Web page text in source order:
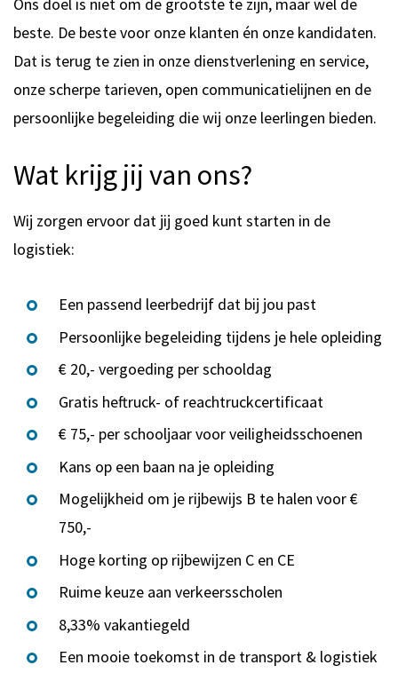
beste. De beste voor onze klanten én onze kandidaten.
Dat is terug te zien in onze dienstverlening en service,
onze scherpe tarieven, open communicatielijnen en de
persoonlijke begeleiding die wij onze leerlingen bieden.
Wat krijg jij van ons?
Wij zorgen ervoor dat jij goed kunt starten in de
logistiek:
Een passend leerbedrijf dat bij jou past
Persoonlijke begeleiding tijdens je hele opleiding
€ 20,- vergoeding per schooldag
Gratis heftruck- of reachtruckcertificaat
€ 75,- per schooljaar voor veiligheidsschoenen
Kans op een baan na je opleiding
Mogelijkheid om je rijbewijs B te halen voor €
750,-
Hoge korting op rijbewijzen C en CE
Ruime keuze aan verkeersscholen
8,33% vakantiegeld
Een mooie toekomst in de transport & logistiek